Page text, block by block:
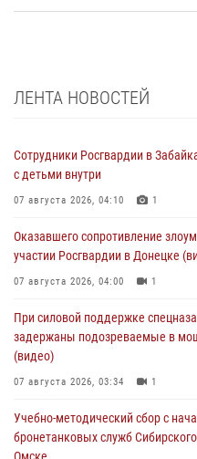
ЛЕНТА НОВОСТЕЙ
Сотрудники Росгвардии в
с детьми внутри
07 августа 2026, 04:10 1
Оказавшего сопротивление
участии Росгвардии в Донецке
07 августа 2026, 04:00 1
При силовой поддержке
задержаны подозреваемые в
(видео)
07 августа 2026, 03:34 1
Учебно-методический сбор с
бронетанковых служб
Омске